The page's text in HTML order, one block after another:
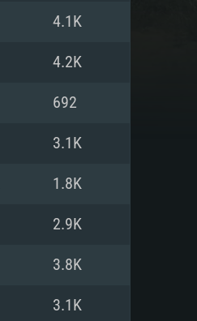
4.1K
4.2K
692
3.1K
1.8K
2.9K
3.8K
3.1K